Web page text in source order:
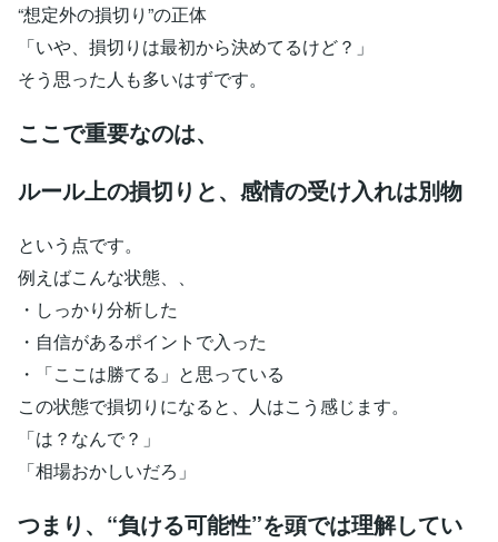
“想定外の損切り”の正体
「いや、損切りは最初から決めてるけど？」
そう思った人も多いはずです。
ここで重要なのは、
ルール上の損切りと、感情の受け入れは別物
という点です。
例えばこんな状態、、
・しっかり分析した
・自信があるポイントで入った
・「ここは勝てる」と思っている
この状態で損切りになると、人はこう感じます。
「は？なんで？」
「相場おかしいだろ」
つまり、“負ける可能性”を頭では理解してい